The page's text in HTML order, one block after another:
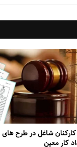
شاغل در طرح های
کار معین